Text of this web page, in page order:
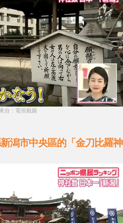
自：電視截圖
潟市中央區的「金刀比羅神